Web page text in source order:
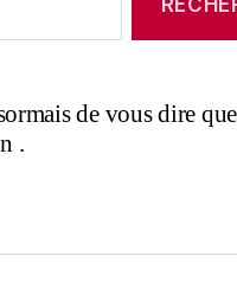
de vous dire
.